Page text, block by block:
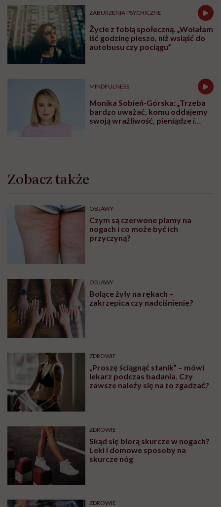
ZABURZENIA PSYCHICZNE
Życie z fobią społeczną. „Wolałam
iść godzinę pieszo, niż wsiąść do
autobusu czy pociągu”
MINDFULNESS
Monika Sobień-Górska: „Trzeba
bardzo uważać, komu oddajemy
swoją wrażliwość, pieniądze i
Zobacz także
OBJAWY
Czym są czerwone plamy na
nogach i co może być ich
przyczyną?
OBJAWY
Bolące żyły na rękach –
zakrzepica czy nadciśnienie?
ZDROWIE
„Proszę ściągnąć stanik” – mówi
lekarz podczas badania. Czy
zawsze należy się na to zgadzać?
ZDROWIE
Skąd się biorą skurcze w nogach?
Leki i domowe sposoby na
skurcze nóg
ZDROWIE